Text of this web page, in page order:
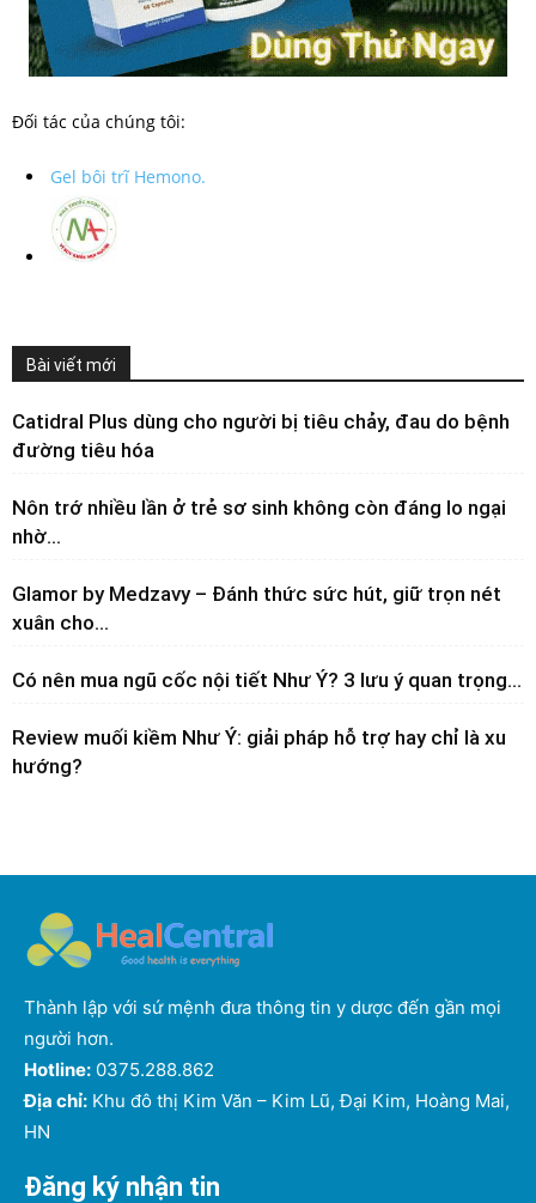
Đối tác của chúng tôi:
Gel bôi trĩ Hemono.
Bài viết mới
Catidral Plus dùng cho người bị tiêu chảy, đau do bệnh
đường tiêu hóa
Nôn trớ nhiều lần ở trẻ sơ sinh không còn đáng lo ngại
nhờ...
Glamor by Medzavy – Đánh thức sức hút, giữ trọn nét
xuân cho...
Có nên mua ngũ cốc nội tiết Như Ý? 3 lưu ý quan trọng...
Review muối kiềm Như Ý: giải pháp hỗ trợ hay chỉ là xu
hướng?
Thành lập với sứ mệnh đưa thông tin y dược đến gần mọi
người hơn.
Hotline: 0375.288.862
Địa chỉ: Khu đô thị Kim Văn – Kim Lũ, Đại Kim, Hoàng Mai,
HN
Đăng ký nhận tin